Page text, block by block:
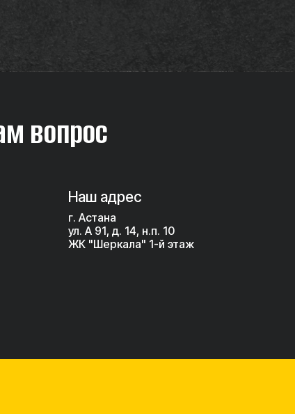
Наш адрес
вопрос
г. Астана
ул. А 91, д. 14, н.п. 10
ЖК "Шеркала" 1-й этаж